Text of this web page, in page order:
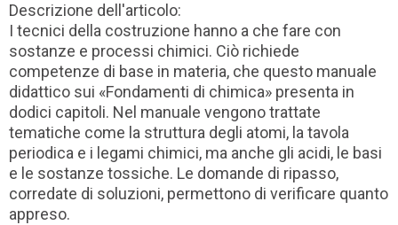
Descrizione dell'articolo:
I tecnici della costruzione hanno a che fare con
sostanze e processi chimici. Ciò richiede
competenze di base in materia, che questo manuale
didattico sui «Fondamenti di chimica» presenta in
dodici capitoli. Nel manuale vengono trattate
tematiche come la struttura degli atomi, la tavola
periodica e i legami chimici, ma anche gli acidi, le basi
e le sostanze tossiche. Le domande di ripasso,
corredate di soluzioni, permettono di verificare quanto
appreso.